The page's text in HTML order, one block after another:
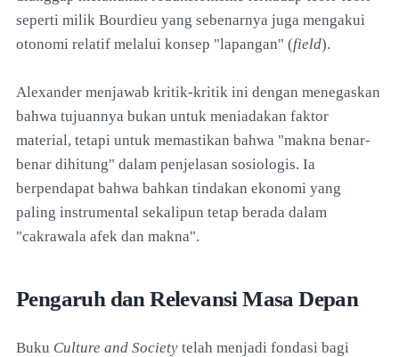
seperti milik Bourdieu yang sebenarnya juga mengakui
otonomi relatif melalui konsep "lapangan" (field).
Alexander menjawab kritik-kritik ini dengan menegaskan
bahwa tujuannya bukan untuk meniadakan faktor
material, tetapi untuk memastikan bahwa "makna benar-
benar dihitung" dalam penjelasan sosiologis. Ia
berpendapat bahwa bahkan tindakan ekonomi yang
paling instrumental sekalipun tetap berada dalam
"cakrawala afek dan makna".
Pengaruh dan Relevansi Masa Depan
Buku Culture and Society telah menjadi fondasi bagi